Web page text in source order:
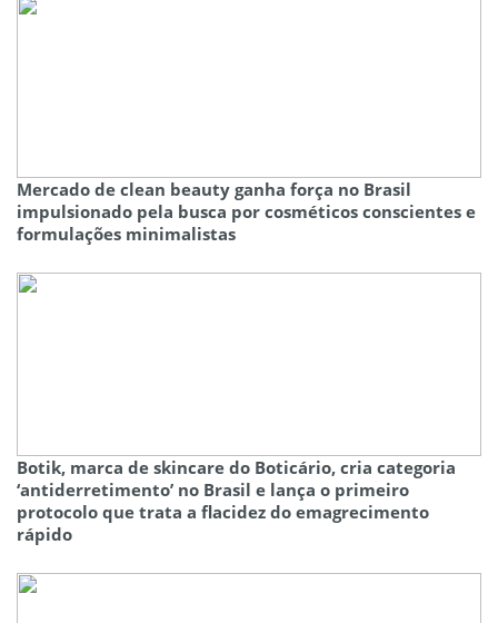
Mercado de clean beauty ganha força no Brasil
impulsionado pela busca por cosméticos conscientes e
formulações minimalistas
Botik, marca de skincare do Boticário, cria categoria
‘antiderretimento’ no Brasil e lança o primeiro
protocolo que trata a flacidez do emagrecimento
rápido